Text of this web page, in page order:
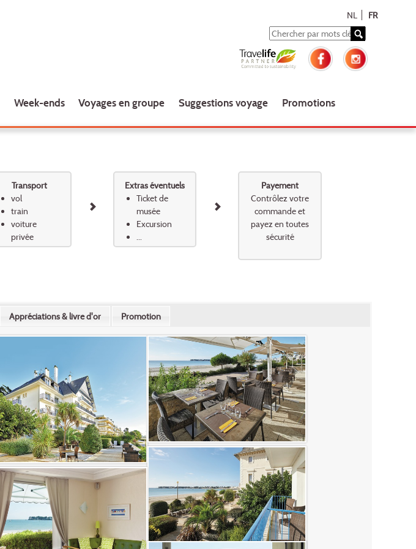
NL FR
Week-ends Voyages en groupe Suggestions voyage Promotions
Transport
vol
train
voiture
privée
Extras éventuels
Ticket de
musée
Excursion
Payement
Contrôlez votre
commande et
payez en toutes
sécurité
Appréciations & livre d'or Promotion